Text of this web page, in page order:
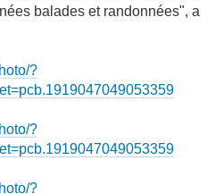
balades et randonnées", a
?
?
?